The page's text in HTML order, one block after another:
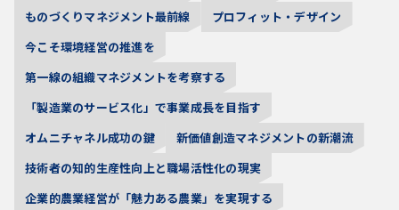
ものづくりマネジメント最前線
プロフィット・デザイン
今こそ環境経営の推進を
第一線の組織マネジメントを考察する
「製造業のサービス化」で事業成長を目指す
オムニチャネル成功の鍵
新価値創造マネジメントの新潮流
技術者の知的生産性向上と職場活性化の現実
企業的農業経営が「魅力ある農業」を実現する